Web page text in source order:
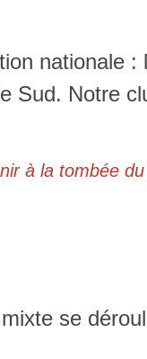
nationale
Sud. Notre
à la tombée
se